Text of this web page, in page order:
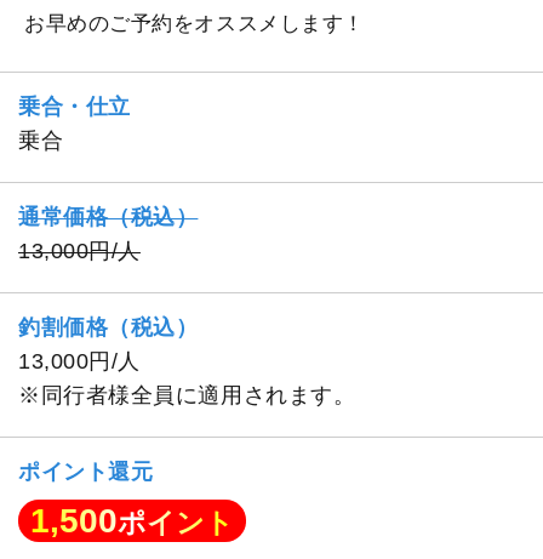
お早めのご予約をオススメします！
乗合・仕立
乗合
通常価格（税込）
13,000円/人
釣割価格（税込）
13,000円/人
※同行者様全員に適用されます。
ポイント還元
1,500ポイント